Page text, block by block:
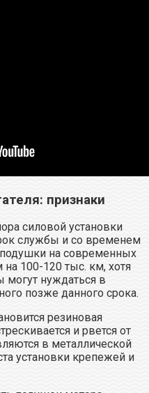
признаки
силовой установки
службы и со временем
на современных
100-120 тыс. км, хотя
могут нуждаться в
позже данного срока.
резиновая
и рвется от
в металлической
установки крепежей и